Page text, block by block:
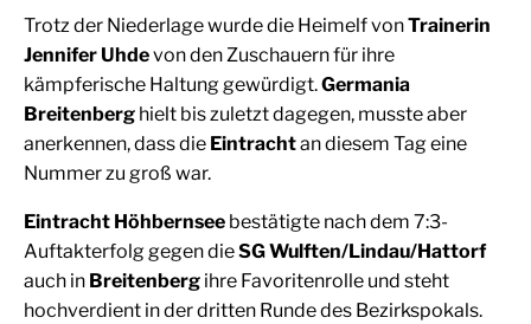
Trotz der Niederlage wurde die Heimelf vonTrainerin
Jennifer Uhdevon den Zuschauern für ihre
kämpferische Haltung gewürdigt.Germania
Breitenberg hielt bis zuletzt dagegen, musste aber
anerkennen, dass die Eintrachtan diesem Tag eine
Nummer zu groß war.
Eintracht Höhbernsee bestätigte nach dem 7:3-
Auftakterfolg gegen dieSG Wulften/Lindau/Hattorf
auch in Breitenberg ihre Favoritenrolle und steht
hochverdient in der dritten Runde des Bezirkspokals.